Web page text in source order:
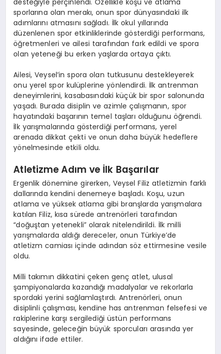
sporlarına olan merakı, onun spor dünyasındaki ilk
adımlarını atmasını sağladı. İlk okul yıllarında
düzenlenen spor etkinliklerinde gösterdiği performans,
öğretmenleri ve ailesi tarafından fark edildi ve spora
olan yeteneği bu erken yaşlarda ortaya çıktı.
Ailesi, Veysel’in spora olan tutkusunu destekleyerek
onu yerel spor kulüplerine yönlendirdi. İlk antrenman
deneyimlerini, kasabasındaki küçük bir spor salonunda
yaşadı. Burada disiplin ve azimle çalışmanın, spor
hayatındaki başarının temel taşları olduğunu öğrendi.
İlk yarışmalarında gösterdiği performans, yerel
arenada dikkat çekti ve onun daha büyük hedeflere
yönelmesinde etkili oldu.
Atletizme Adım ve İlk Başarılar
Ergenlik dönemine girerken, Veysel Filiz atletizmin farklı
dallarında kendini denemeye başladı. Koşu, uzun
atlama ve yüksek atlama gibi branşlarda yarışmalara
katılan Filiz, kısa sürede antrenörleri tarafından
“doğuştan yetenekli” olarak nitelendirildi. İlk milli
yarışmalarda aldığı dereceler, onun Türkiye’de
atletizm camiası içinde adından söz ettirmesine vesile
oldu.
Milli takımın dikkatini çeken genç atlet, ulusal
şampiyonalarda kazandığı madalyalar ve rekorlarla
spordaki yerini sağlamlaştırdı. Antrenörleri, onun
disiplinli çalışması, kendine has antrenman felsefesi ve
rakiplerine karşı sergilediği üstün performans
sayesinde, geleceğin büyük sporcuları arasında yer
aldığını ifade ettiler.